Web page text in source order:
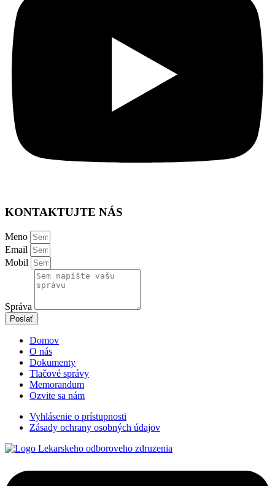
KONTAKTUJTE NÁS
Meno
Email
Mobil
Správa
Poslať
Domov
O nás
Dokumenty
Tlačové správy
Memorandum
Ozvite sa nám
Vyhlásenie o prístupnosti
Zásady ochrany osobných údajov